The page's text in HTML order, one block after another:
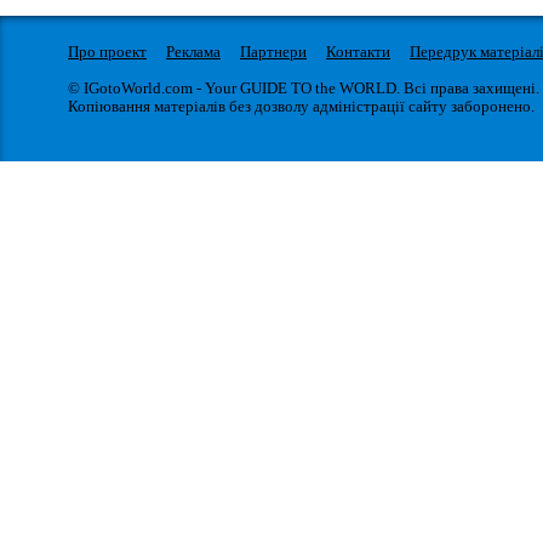
Про проект Реклама Партнери Контакти
Передрук
© IGotoWorld.com - Your GUIDE TO the WORLD. Всі права захищені.
Копіювання матеріалів без дозволу адміністрації сайту заборонено.